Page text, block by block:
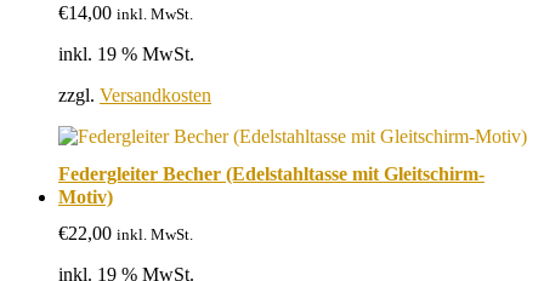
€14,00 inkl. MwSt.
inkl. 19 % MwSt.
zzgl. Versandkosten
Federgleiter Becher (Edelstahltasse mit Gleitschirm-
Motiv)
€22,00 inkl. MwSt.
inkl. 19 % MwSt.